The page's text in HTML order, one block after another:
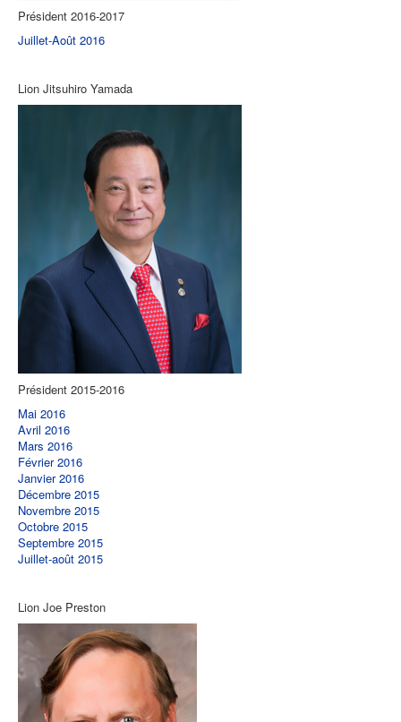
Président 2016-2017
Juillet-Août 2016
Lion Jitsuhiro Yamada
Président 2015-2016
Mai 2016
Avril 2016
Mars 2016
Février 2016
Janvier 2016
Décembre 2015
Novembre 2015
Octobre 2015
Septembre 2015
Juillet-août 2015
Lion Joe Preston